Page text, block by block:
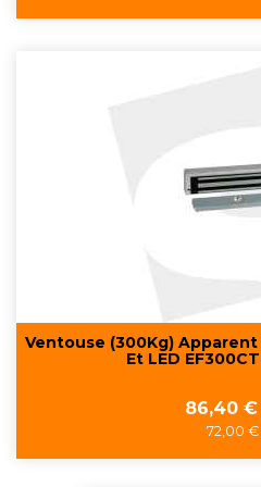
Ventouse (300Kg)
Et LED
Prix
86,40 €
72,00 €